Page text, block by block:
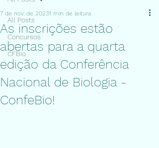
All Posts
Concursos
CFBio
As inscrições estão
abertas para a quarta
edição da Conferência
Nacional de Biologia -
ConfeBio!
7 de nov. de 20231 min de leitura